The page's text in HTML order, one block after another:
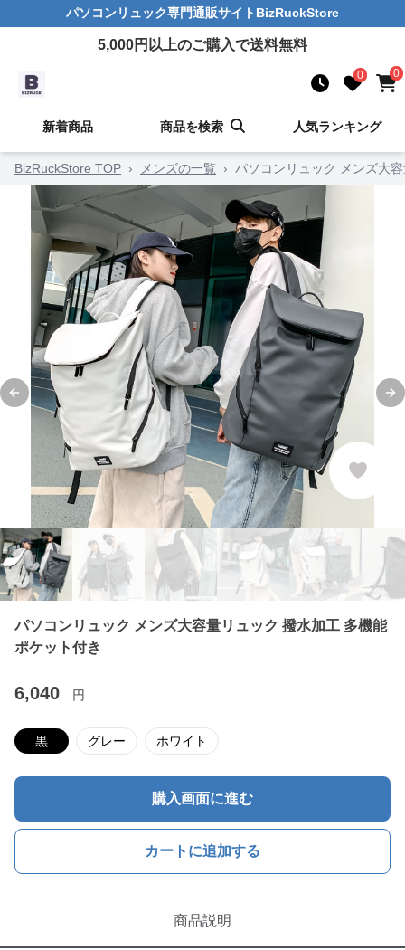
パソコンリュック専門通販サイト BizRuckStore
5,000円以上のご購入で送料無料
0 0
新着商品 商品を検索 人気ランキング
BizRuckStore TOP › メンズの一覧 › パソコンリュック メンズ大
Previous slide
パソコンリュック メンズ大容量リュック 撥水加工 多機能
ポケット付き
6,040 円
黒 グレー ホワイト
購入画面に進む
カートに追加する
商品説明